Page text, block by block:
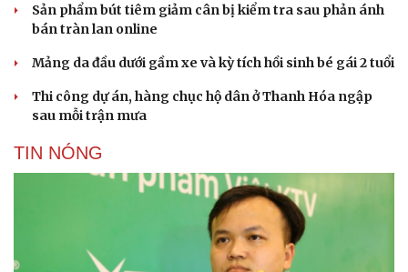
Sản phẩm bút tiêm giảm cân bị kiểm tra sau phản ánh
bán tràn lan online
Mảng da đầu dưới gầm xe và kỳ tích hồi sinh bé gái 2 tuổi
Thi công dự án, hàng chục hộ dân ở Thanh Hóa ngập
sau mỗi trận mưa
TIN NÓNG